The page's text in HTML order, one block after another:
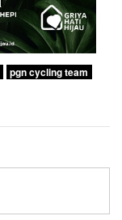
pgn cycling team